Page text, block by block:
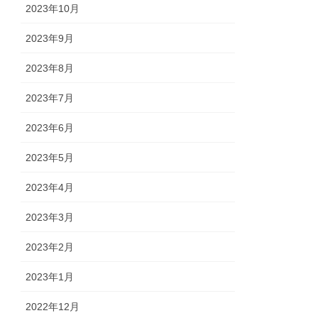
2023年10月
2023年9月
2023年8月
2023年7月
2023年6月
2023年5月
2023年4月
2023年3月
2023年2月
2023年1月
2022年12月